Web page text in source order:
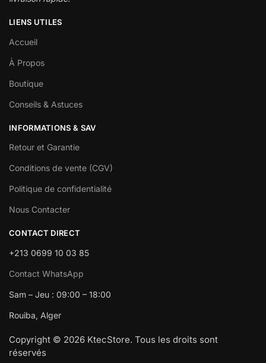
LIENS UTILES
Accueil
À Propos
Boutique
Conseils & Astuces
INFORMATIONS & SAV
Retour et Garantie
Conditions de vente (CGV)
Politique de confidentialité
Nous Contacter
CONTACT DIRECT
+213 0699 10 03 85
Contact WhatsApp
Sam – Jeu : 09:00 – 18:00
Rouiba, Alger
Copyright © 2026 KtecStore. Tous les droits sont
réservés